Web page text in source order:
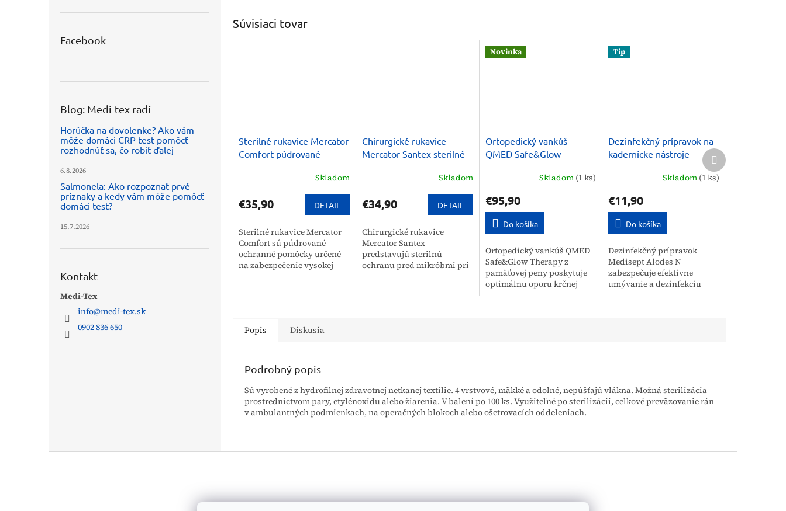
Facebook
Blog: Medi-tex radí
Horúčka na dovolenke? Ako vám
môže domáci CRP test pomôcť
rozhodnúť sa, čo robiť ďalej
6.8.2026
Salmonela: Ako rozpoznať prvé
príznaky a kedy vám môže pomôcť
domáci test?
15.7.2026
Kontakt
Medi-Tex
info@medi-tex.sk
0902 836 650
Súvisiaci tovar
Sterilné rukavice Mercator
Comfort púdrované
Skladom
€35,90 DETAIL
Sterilné rukavice Mercator
Comfort sú púdrované
ochranné pomôcky určené
na zabezpečenie vysokej
Chirurgické rukavice
Mercator Santex sterilné
Skladom
€34,90 DETAIL
Chirurgické rukavice
Mercator Santex
predstavujú sterilnú
ochranu pred mikróbmi pri
Novinka
Ortopedický vankúš
QMED Safe&Glow
Skladom (1 ks)
€95,90
Do košíka
Ortopedický vankúš QMED
Safe&Glow Therapy z
pamäťovej peny poskytuje
optimálnu oporu krčnej
Tip
Dezinfekčný prípravok na
kadernícke nástroje
Medisept Alodes N 1 L
Skladom (1 ks)
€11,90
Do košíka
Dezinfekčný prípravok
Medisept Alodes N
zabezpečuje efektívne
umývanie a dezinfekciu
Ďalší
produkt
Popis Diskusia
Podrobný popis
Sú vyrobené z hydrofilnej zdravotnej netkanej textílie. 4 vrstvové, mäkké a odolné, nepúšťajú vlákna. Možná sterilizácia
prostredníctvompary, etylénoxidu alebo žiarenia. V balení po 100 ks. Využiteľnépo sterilizácii, celkové preväzovanie rán
v ambulantných podmienkach, na operačných blokoch alebo ošetrovacích oddeleniach.